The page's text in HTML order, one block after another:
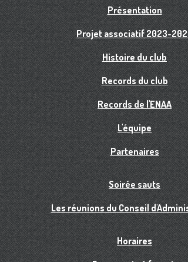
Présentation
Projet associatif 2023-
Histoire du club
Records du club
Records de l'ENAA
L'équipe
Partenaires
Soirée sauts
Les réunions du Conseil
Horaires